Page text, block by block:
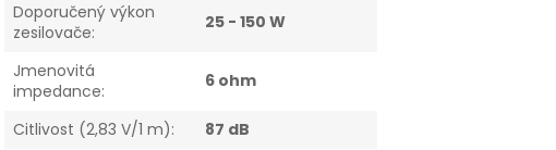
Doporučený výkon
zesilovače: 25 - 150 W
Jmenovitá
impedance: 6 ohm
Citlivost (2,83 V/1 m):
87 dB